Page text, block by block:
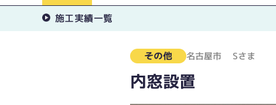
施工実績一覧
その他 名古屋市 Sさま
内窓設置